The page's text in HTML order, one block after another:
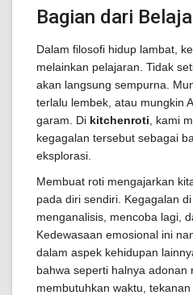
Bagian dari
Dalam filosofi hidup lambat,
melainkan pelajaran. Tidak
akan langsung sempurna.
terlalu lembek, atau mungkin
garam. Di kitchenroti , kami
kegagalan tersebut sebagai
eksplorasi.
Membuat roti mengajarkan
pada diri sendiri. Kegagalan
menganalisis, mencoba lagi,
Kedewasaan emosional ini
dalam aspek kehidupan
bahwa seperti halnya adonan
membutuhkan waktu,